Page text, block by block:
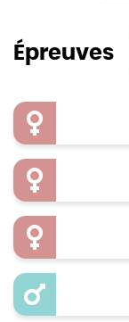
Épreuves